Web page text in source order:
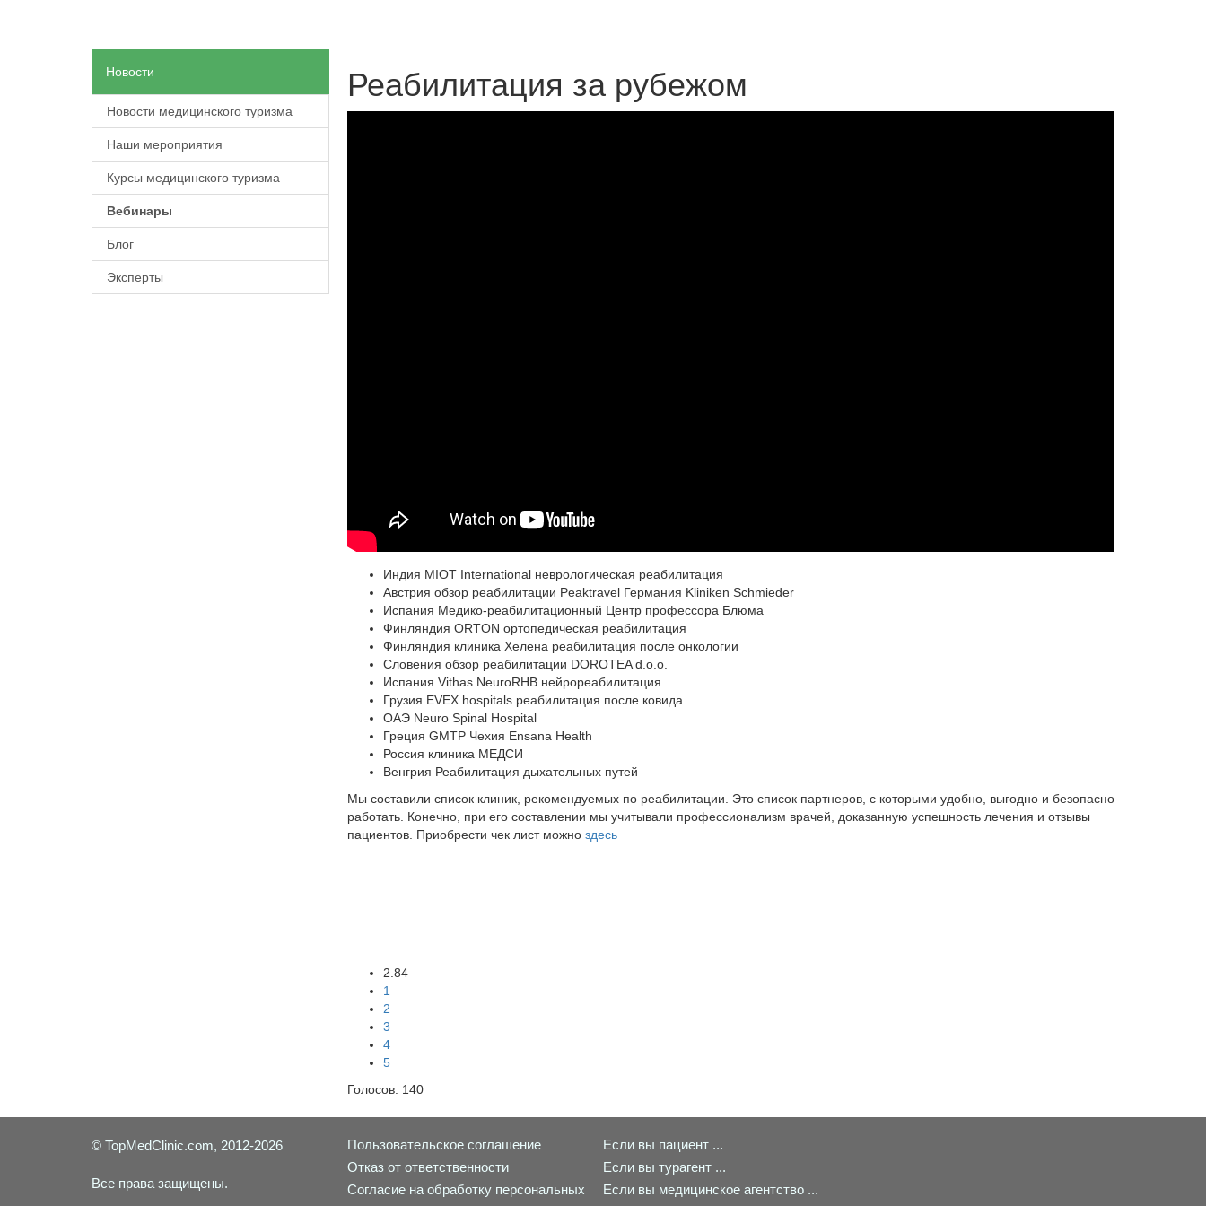
Новости
Новости медицинского туризма
Наши мероприятия
Курсы медицинского туризма
Вебинары
Блог
Эксперты
Реабилитация за рубежом
Индия MIOT International неврологическая реабилитация
Австрия обзор реабилитации Peaktravel Германия Kliniken Schmieder
Испания Медико-реабилитационный Центр профессора Блюма
Финляндия ORTON ортопедическая реабилитация
Финляндия клиника Хелена реабилитация после онкологии
Словения обзор реабилитации DOROTEA d.o.o.
Испания Vithas NeuroRHB нейрореабилитация
Грузия EVEX hospitals реабилитация после ковида
ОАЭ Neuro Spinal Hospital
Греция GMTP Чехия Ensana Health
Россия клиника МЕДСИ
Венгрия Реабилитация дыхательных путей
Мы составили список клиник, рекомендуемых по реабилитации. Это список партнеров, с которыми удобно, выгодно и безопасно
работать. Конечно, при его составлении мы учитывали профессионализм врачей, доказанную успешность лечения и отзывы
пациентов. Приобрести чек лист можно здесь
2.84
1
2
3
4
5
Голосов: 140
© TopMedClinic.com, 2012-2026
Все права защищены.
Пользовательское соглашение
Отказ от ответственности
Согласие на обработку персональных
Если вы пациент ...
Если вы турагент ...
Если вы медицинское агентство ...